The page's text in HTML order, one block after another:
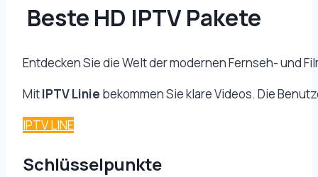
Beste HD IPTV Pakete
Entdecken Sie die Welt der modernen Fernseh- und
MitIPTV Linie bekommen Sie klare Videos. Die
IPTV LINE
Schlüsselpunkte